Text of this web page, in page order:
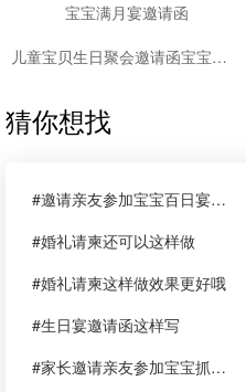
宝宝满月宴邀请函
儿童宝贝生日聚会邀请函宝宝生日宴满月宴百日宴
猜你想找
#邀请亲友参加宝宝百日宴邀请函
#婚礼请柬还可以这样做
#婚礼请柬这样做效果更好哦
#生日宴邀请函这样写
#家长邀请亲友参加宝宝抓周请柬请帖喜帖